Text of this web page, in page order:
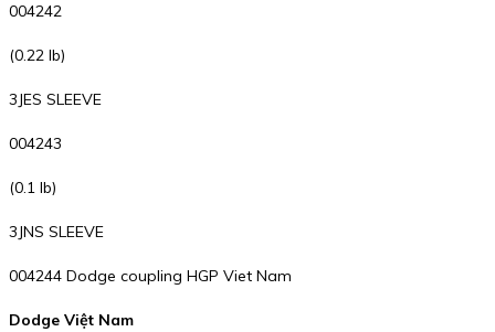
004242
(0.22 lb)
3JES SLEEVE
004243
(0.1 lb)
3JNS SLEEVE
004244 Dodge coupling HGP Viet Nam
Dodge Việt Nam